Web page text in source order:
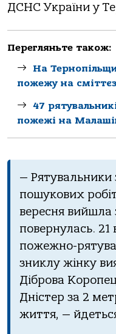
ДСНС України у
Перегляньте також:
На
пожежу на
47
пожежі на
— Рятувальники
пошукових
вересня вийшла
повернулась. 21
пожежно-
зниклу жінку
Діброва
Дністер за 2
життя, —